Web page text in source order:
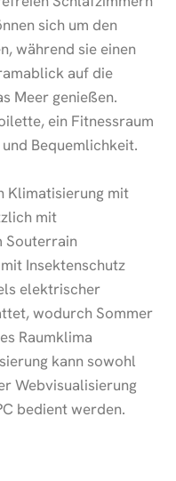
sich um den
während sie einen
auf die
Meer genießen.
ein Fitnessraum
Bequemlichkeit.
Klimatisierung mit
mit
Souterrain
Insektenschutz
elektrischer
wodurch Sommer
Raumklima
kann sowohl
Webvisualisierung
bedient werden.